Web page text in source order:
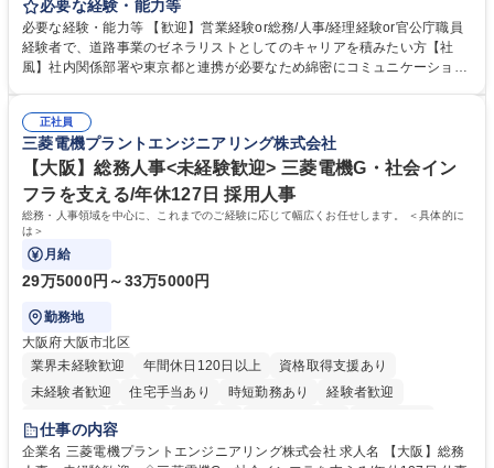
等のフロント部門の部署等幅広い部署での業務をお任せいたします。研修
制度やキャリア支援が充実しております！ ※下記業務詳細 【業務詳細】■
管理部門：広報、人事、経理など当公社の運営に係る管理業務 ■収益部
門：駐車場の新規開拓、管理運営、新宿駅西口広場の「イベントコーナ
道路施設や道路工事現場の見学ツアー事業 ※入社後は上記いずれかの部門
へ配属。※業務内容変更の範囲：会社の定める業務 募集職種 【都庁グル
ープ】総合職（事務）◇残業月平均9時間未満／有給年平均16日取得
必要な経験・能力等
必要な経験・能力等 【歓迎】営業経験or総務/人事/経理経験or官公庁職員
経験者で、道路事業のゼネラリストとしてのキャリアを積みたい方【社
風】社内関係部署や東京都と連携が必要なため綿密にコミュニケーション
部門など多岐に渡る業務を経験できます。 ■様々なプロジェクト：駐車場
事業の他、新宿駅西口広場内に設置された照明を兼ねた広告「ブライトサ
イン」の管理運営を行うなど、事業収益を生み出す活動を積極的に行って
います。 学歴・資格 学歴：大学院 大学 高専 短大 専修学校 高校 語学力：
資格：
正社員
三菱電機プラントエンジニアリング株式会社
【大阪】総務人事<未経験歓迎> 三菱電機G・社会イン
フラを支える/年休127日 採用人事
総務・人事領域を中心に、これまでのご経験に応じて幅広くお任せします。 ＜具体的に
は＞
月給
29万5000円～33万5000円
勤務地
大阪府大阪市北区
業界未経験歓迎
年間休日120日以上
資格取得支援あり
未経験者歓迎
住宅手当あり 時短勤務あり
経験者歓迎
退職金あり
駅近5分以内
土日祝休み 服装自由 寮・社宅あり 食事補助あり
仕事の内容
企業名 三菱電機プラントエンジニアリング株式会社 求人名 【大阪】総務